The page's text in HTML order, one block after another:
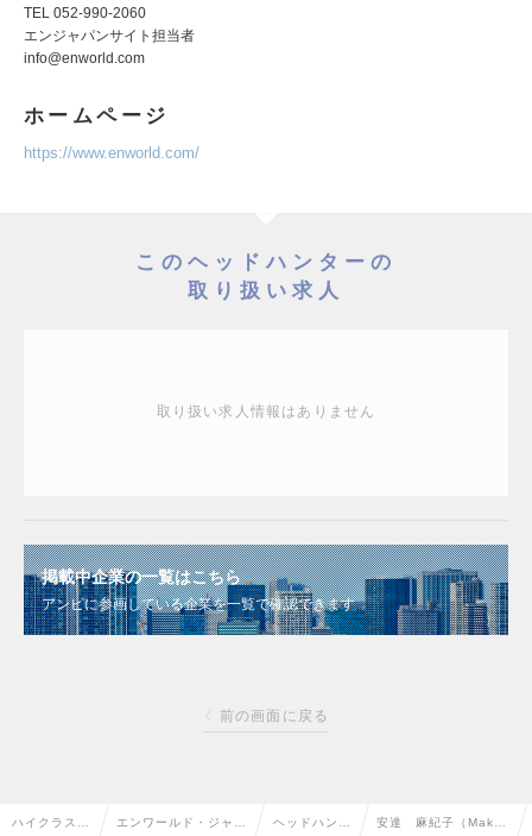
TEL 052-990-2060
エンジャパンサイト担当者
info@enworld.com
ホームページ
https://www.enworld.com/
このヘッドハンターの
取り扱い求人
取り扱い求人情報はありません
掲載中企業の一覧はこちら
アンビに参画している企業を一覧で確認できます
前の画面に戻る
ハイクラス求 エンワールド・ジャパ ヘッドハンタ 安達 麻紀子（Makik